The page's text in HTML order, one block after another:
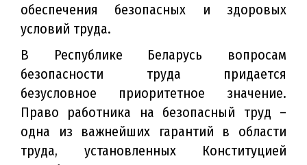
обеспечения безопасных и здоровых
условий труда.
В Республике Беларусь вопросам
безопасности труда придается
безусловное приоритетное значение.
Право работника на безопасный труд –
одна из важнейших гарантий в области
труда, установленных Конституцией